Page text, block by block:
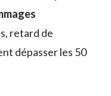
retard de
dépasser les 50